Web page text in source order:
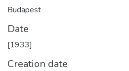
Budapest
Date
[1933]
Creation date